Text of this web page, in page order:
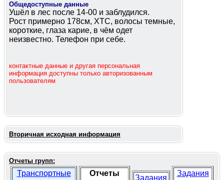
Общедоступные данные
Ушёл в лес после 14-00 и заблудился.
Рост примерно 178см, ХТС, волосы темные,
короткие, глаза карие, в чём одет
неизвестно. Телефон при себе.
контактные данные и другая персональная
информация доступны только авторизованным
пользователям
Вторичная исходная информация
Отчеты групп:
Транспортные
Отчеты
Задания
Задания